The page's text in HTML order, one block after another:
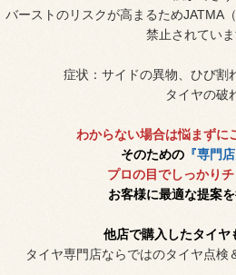
バーストのリスクが高まるためJATMA
禁止されていま
症状：サイドの異物、ひび割
タイヤの破れ
わからない場合は悩まずに
そのための 『専門店
プロの目でしっかり
お客様に最適な提案を
他店で購入したタイヤ
タイヤ専門店ならではのタイヤ点検